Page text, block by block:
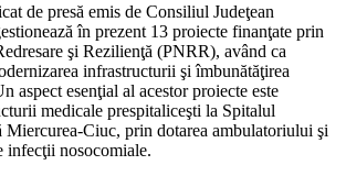
de presă emis de Consiliul Judeţean
în prezent 13 proiecte finanţate prin
şi Rezilienţă (PNRR), având ca
infrastructurii şi îmbunătăţirea
aspect esenţial al acestor proiecte este
medicale prespitaliceşti la Spitalul
Miercurea-Ciuc, prin dotarea ambulatoriului şi
infecţii nosocomiale.